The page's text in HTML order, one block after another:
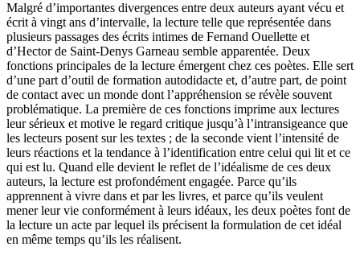
Malgré d’importantes divergences entre deux auteurs ayant vécu et
écrit à vingt ans d’intervalle, la lecture telle que représentée dans
plusieurs passages des écrits intimes de Fernand Ouellette et
d’Hector de Saint-Denys Garneau semble apparentée. Deux
fonctions principales de la lecture émergent chez ces poètes. Elle sert
d’une part d’outil de formation autodidacte et, d’autre part, de point
de contact avec un monde dont l’appréhension se révèle souvent
problématique. La première de ces fonctions imprime aux lectures
leur sérieux et motive le regard critique jusqu’à l’intransigeance que
les lecteurs posent sur les textes ; de la seconde vient l’intensité de
leurs réactions et la tendance à l’identification entre celui qui lit et ce
qui est lu. Quand elle devient le reflet de l’idéalisme de ces deux
auteurs, la lecture est profondément engagée. Parce qu’ils
apprennent à vivre dans et par les livres, et parce qu’ils veulent
mener leur vie conformément à leurs idéaux, les deux poètes font de
la lecture un acte par lequel ils précisent la formulation de cet idéal
en même temps qu’ils les réalisent.